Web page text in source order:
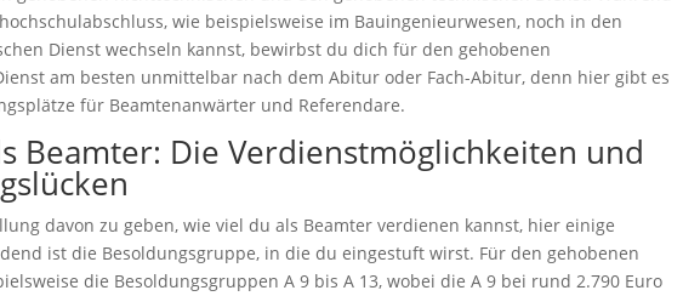
wie beispielsweise im Bauingenieurwesen, noch in den
Dienst wechseln kannst, bewirbst du dich für den gehobenen
am besten unmittelbar nach dem Abitur oder Fach-Abitur, denn hier gibt es
für Beamtenanwärter und Referendare.
Beamter: Die Verdienstmöglichkeiten und
davon zu geben, wie viel du als Beamter verdienen kannst, hier einige
ist die Besoldungsgruppe, in die du eingestuft wirst. Für den gehobenen
die Besoldungsgruppen A 9 bis A 13, wobei die A 9 bei rund 2.790 Euro